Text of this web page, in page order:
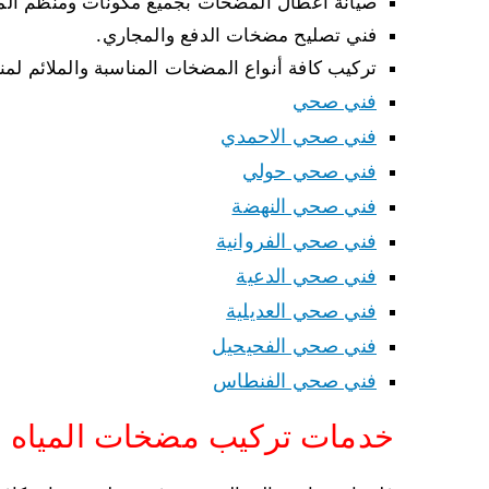
فني تصليح مضخات الدفع والمجاري.
تركيب كافة أنواع المضخات المناسبة والملائم
فني صحي
فني صحي الاحمدي
فني صحي حولي
فني صحي النهضة
فني صحي الفروانية
فني صحي الدعية
فني صحي العديلية
فني صحي الفحيحيل
فني صحي الفنطاس
خدمات تركيب مضخات المياه